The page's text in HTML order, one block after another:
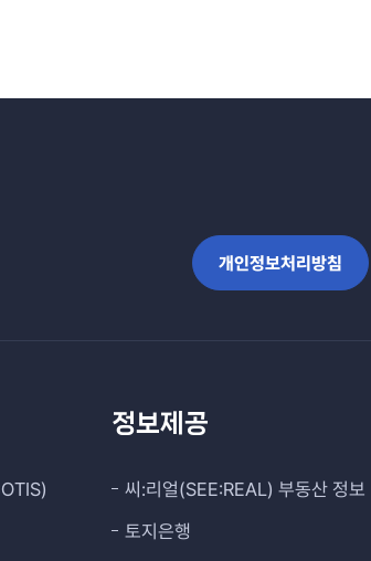
개인정보처리방침
정보제공
씨:리얼(SEE:REAL) 부동산 정보
토지은행